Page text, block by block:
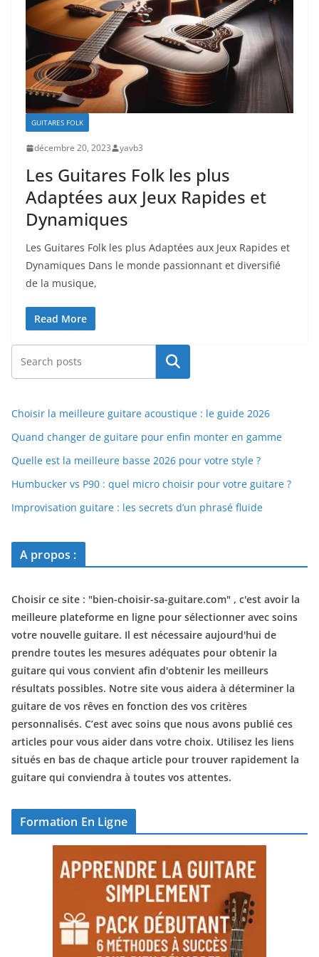
GUITARES FOLK
décembre 20, 2023 yavb3
Les Guitares Folk les plus
Adaptées aux Jeux Rapides et
Dynamiques
Les Guitares⁣ Folk les plus Adaptées aux Jeux Rapides⁣ et
Dynamiques Dans le monde‍ passionnant et diversifié
de la musique,
Read More
Rechercher
Choisir la meilleure guitare acoustique : le guide 2026
Quand changer de guitare pour enfin monter en gamme
Quelle est la meilleure basse 2026 pour votre style ?
Humbucker vs P90 : quel micro choisir pour votre guitare ?
Improvisation guitare : les secrets d’un phrasé fluide
A propos :
Choisir ce site : "bien-choisir-sa-guitare.com" , c'est avoir la
meilleure plateforme en ligne pour sélectionner avec soins
votre nouvelle guitare. Il est nécessaire aujourd'hui de
prendre toutes les mesures adéquates pour obtenir la
guitare qui vous convient afin d'obtenir les meilleurs
résultats possibles. Notre site vous aidera à déterminer la
guitare de vos rêves en fonction des vos critères
personnalisés. C’est avec soins que nous avons publié ces
articles pour vous aider dans votre choix. Utilisez les liens
situés en bas de chaque article pour trouver rapidement la
guitare qui conviendra à toutes vos attentes.
Formation En Ligne